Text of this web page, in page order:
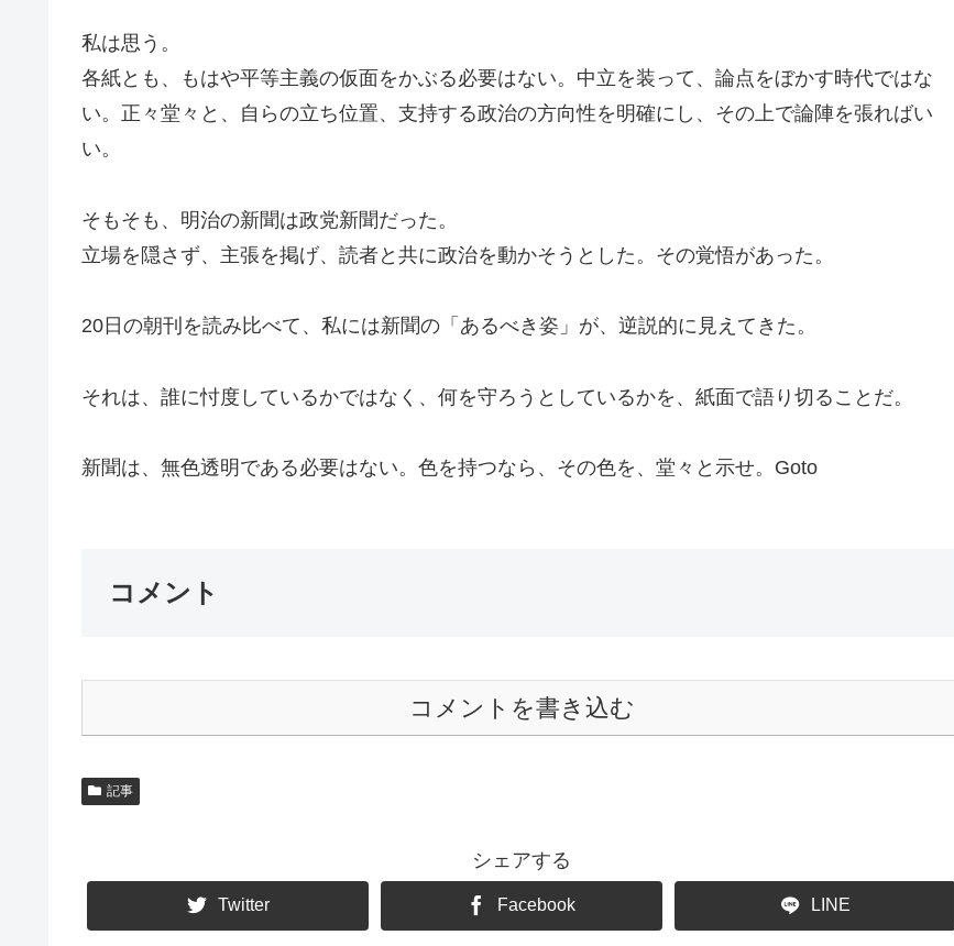
私は思う。
各紙とも、もはや平等主義の仮面をかぶる必要はない。中立を装って、論点をぼかす時代ではな
い。正々堂々と、自らの立ち位置、支持する政治の方向性を明確にし、その上で論陣を張ればい
い。
そもそも、明治の新聞は政党新聞だった。
立場を隠さず、主張を掲げ、読者と共に政治を動かそうとした。その覚悟があった。
20日の朝刊を読み比べて、私には新聞の「あるべき姿」が、逆説的に見えてきた。
それは、誰に忖度しているかではなく、何を守ろうとしているかを、紙面で語り切ることだ。
新聞は、無色透明である必要はない。色を持つなら、その色を、堂々と示せ。Goto
コメント
コメントを書き込む
記事
シェアする
Twitter Facebook LINE